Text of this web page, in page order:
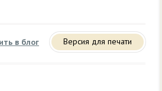
в блог Версия для печати